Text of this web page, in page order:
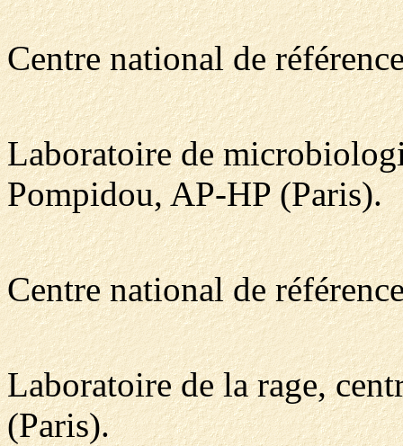
Centre national de
Laboratoire de
Pompidou, AP-HP (Paris).
Centre national de
Laboratoire de la rage,
(Paris).